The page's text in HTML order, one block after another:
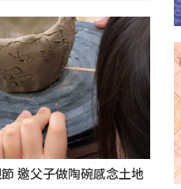
邀父子做陶碗感念土地